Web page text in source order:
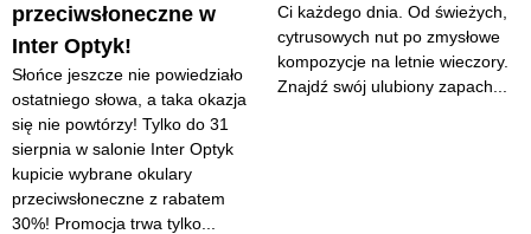
przeciwsłoneczne w
Inter Optyk!
Słońce jeszcze nie powiedziało
ostatniego słowa, a taka okazja
się nie powtórzy! Tylko do 31
sierpnia w salonie Inter Optyk
kupicie wybrane okulary
przeciwsłoneczne z rabatem
30%! Promocja trwa tylko...
Ci każdego dnia. Od świeżych,
cytrusowych nut po zmysłowe
kompozycje na letnie wieczory.
Znajdź swój ulubiony zapach...